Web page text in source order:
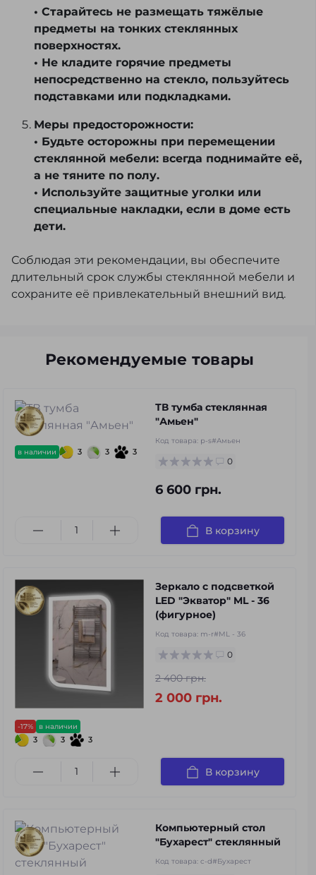
• Старайтесь не размещать тяжёлые
предметы на тонких стеклянных
поверхностях.
• Не кладите горячие предметы
непосредственно на стекло, пользуйтесь
подставками или подкладками.
Меры предосторожности:
• Будьте осторожны при перемещении
стеклянной мебели: всегда поднимайте её,
а не тяните по полу.
• Используйте защитные уголки или
специальные накладки, если в доме есть
дети.
Соблюдая эти рекомендации, вы обеспечите
длительный срок службы стеклянной мебели и
сохраните её привлекательный внешний вид.
Рекомендуемые товары
в наличии 3 3 3
ТВ тумба стеклянная
"Амьен"
Код товара: p-s#Амьен
0
6 600 грн.
В корзину
-17% в наличии
3 3 3
Зеркало с подсветкой
LED "Экватор" ML - 36
(фигурное)
Код товара: m-r#ML - 36
0
2 400 грн.
2 000 грн.
В корзину
Компьютерный стол
"Бухарест" стеклянный
Код товара: c-d#Бухарест